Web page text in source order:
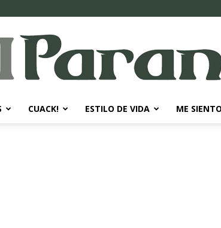
CUACK! ESTILO DE VIDA ME